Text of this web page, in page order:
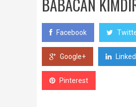
BABACAN
Facebook
Google+
Pinterest